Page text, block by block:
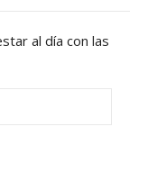
al día con las